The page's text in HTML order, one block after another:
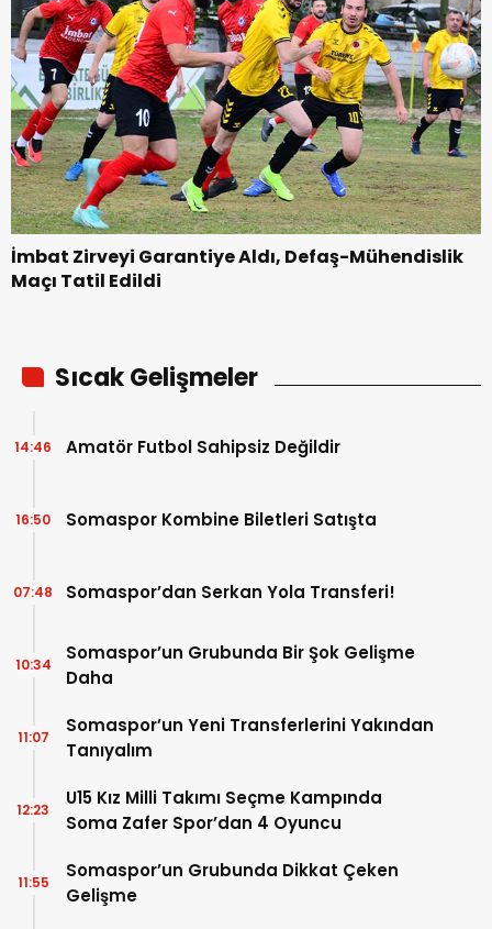
İmbat Zirveyi Garantiye Aldı, Defaş-Mühendislik
Maçı Tatil Edildi
Sıcak Gelişmeler
Amatör Futbol Sahipsiz Değildir
14:46
Somaspor Kombine Biletleri Satışta
16:50
Somaspor’dan Serkan Yola Transferi!
07:48
Somaspor’un Grubunda Bir Şok Gelişme
Daha
10:34
Somaspor’un Yeni Transferlerini Yakından
Tanıyalım
11:07
U15 Kız Milli Takımı Seçme Kampında
Soma Zafer Spor’dan 4 Oyuncu
12:23
Somaspor’un Grubunda Dikkat Çeken
Gelişme
11:55